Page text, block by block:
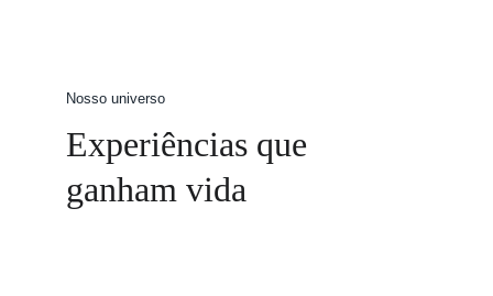
Nosso universo
Experiências que
ganham vida